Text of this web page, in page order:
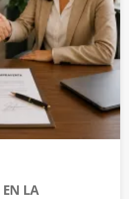
EN LA